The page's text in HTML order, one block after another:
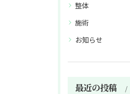
整体
施術
お知らせ
最近の投稿